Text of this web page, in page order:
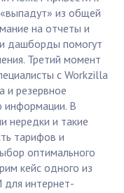
из общей
на отчеты и
дашборды помогут
Третий момент
с Workzilla
и резервное
информации. В
нередки и такие
тарифов и
оптимального
кейс одного из
для интернет-